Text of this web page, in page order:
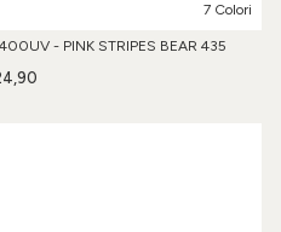
7 Colori
- PINK STRIPES BEAR 435